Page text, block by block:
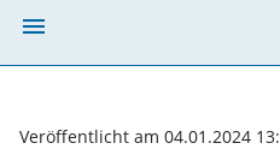
menu
Veröffentlicht am 04.01.2024